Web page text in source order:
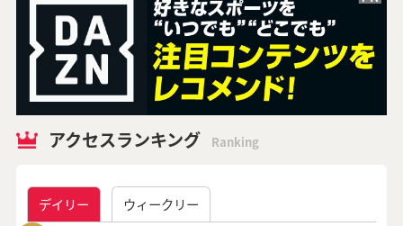
アクセスランキング Ranking
デイリー ウィークリー